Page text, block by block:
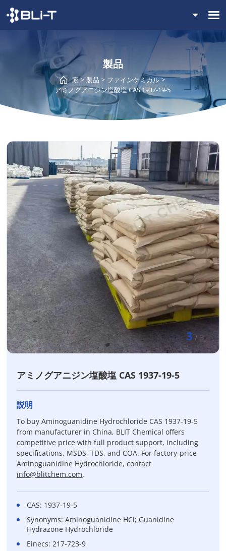
製品
家 製品
ファインケミカル
アミノグアニジン塩酸塩 CAS 1937-19-5
3 / 3
アミノグアニジン塩酸塩 CAS 1937-19-5
説明
To buy Aminoguanidine Hydrochloride CAS 1937-19-5
from manufacturer in China, BLIT Chemical offers
competitive price with full product support, including
specifications, MSDS, TDS, and COA. For factory-price
Aminoguanidine Hydrochloride, contact
info@blitchem.com.
CAS: 1937-19-5
Synonyms: Aminoguanidine HCl; Guanidine
Hydrazone Hydrochloride
Einecs: 217-723-9